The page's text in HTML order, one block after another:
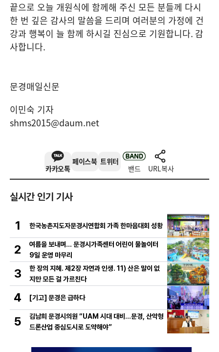
끝으로 오늘 개원식에 함께해 주신 모든 분들께 다시
한 번 깊은 감사의 말씀을 드리며 여러분의 가정에 건
강과 행복이 늘 함께 하시길 진심으로 기원합니다. 감
사합니다.
문경매일신문
이민숙 기자
shms2015@daum.net
카카오톡
페이스북 트위터
밴드 URL복사
실시간 인기 기사
1 한국농촌지도자문경시연합회 가족 한마음대회 성황
2
여름을 보내며… 문경시가족센터 어린이 물놀이터
9일 운영 마무리
3
한 장의 지혜. 제2장 자연과 인생. 11) 산은 말이 없
지만 모든 걸 가르친다
4 [기고] 문경은 급하다
5
김남희 문경시의원 “UAM 시대 대비…문경, 산악형
드론산업 중심도시로 도약해야”